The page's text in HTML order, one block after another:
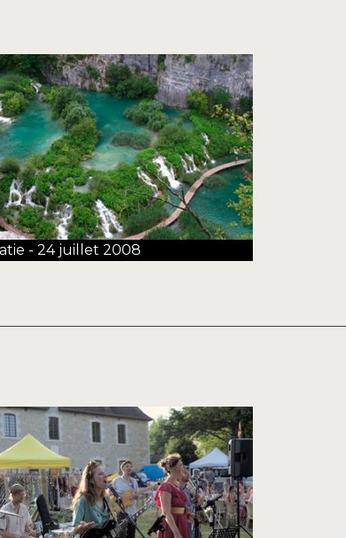
- 24 juillet 2008